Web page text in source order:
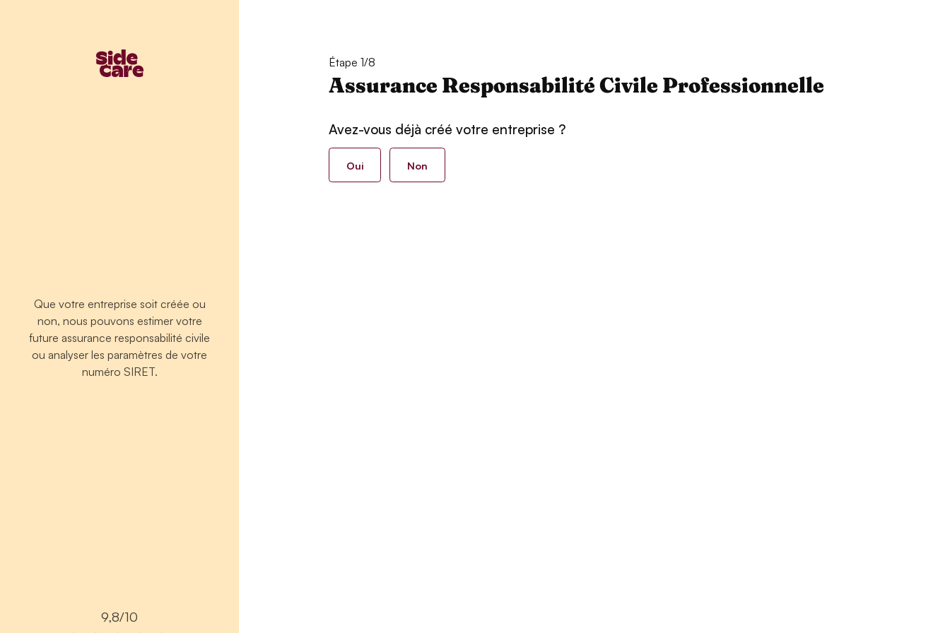
Que votre entreprise soit créée ou
non, nous pouvons estimer votre
future assurance responsabilité civile
ou analyser les paramètres de votre
numéro SIRET.
9,8/10
Étape 1/8
Assurance Responsabilité Civile Professionnelle
Avez-vous déjà créé votre entreprise ?
Oui Non